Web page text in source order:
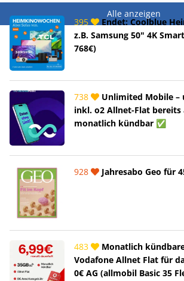
Alle anzeigen
395
Endet: Coolblue
z.B. Samsung 50" 4K
768€)
738
Unlimited Mobile
inkl. o2 Allnet-Flat bereits
monatlich kündbar ✅
928 Jahresabo Geo für
483
Monatlich kündbare
Vodafone Allnet Flat für
0€ AG (allmobil Basic 35